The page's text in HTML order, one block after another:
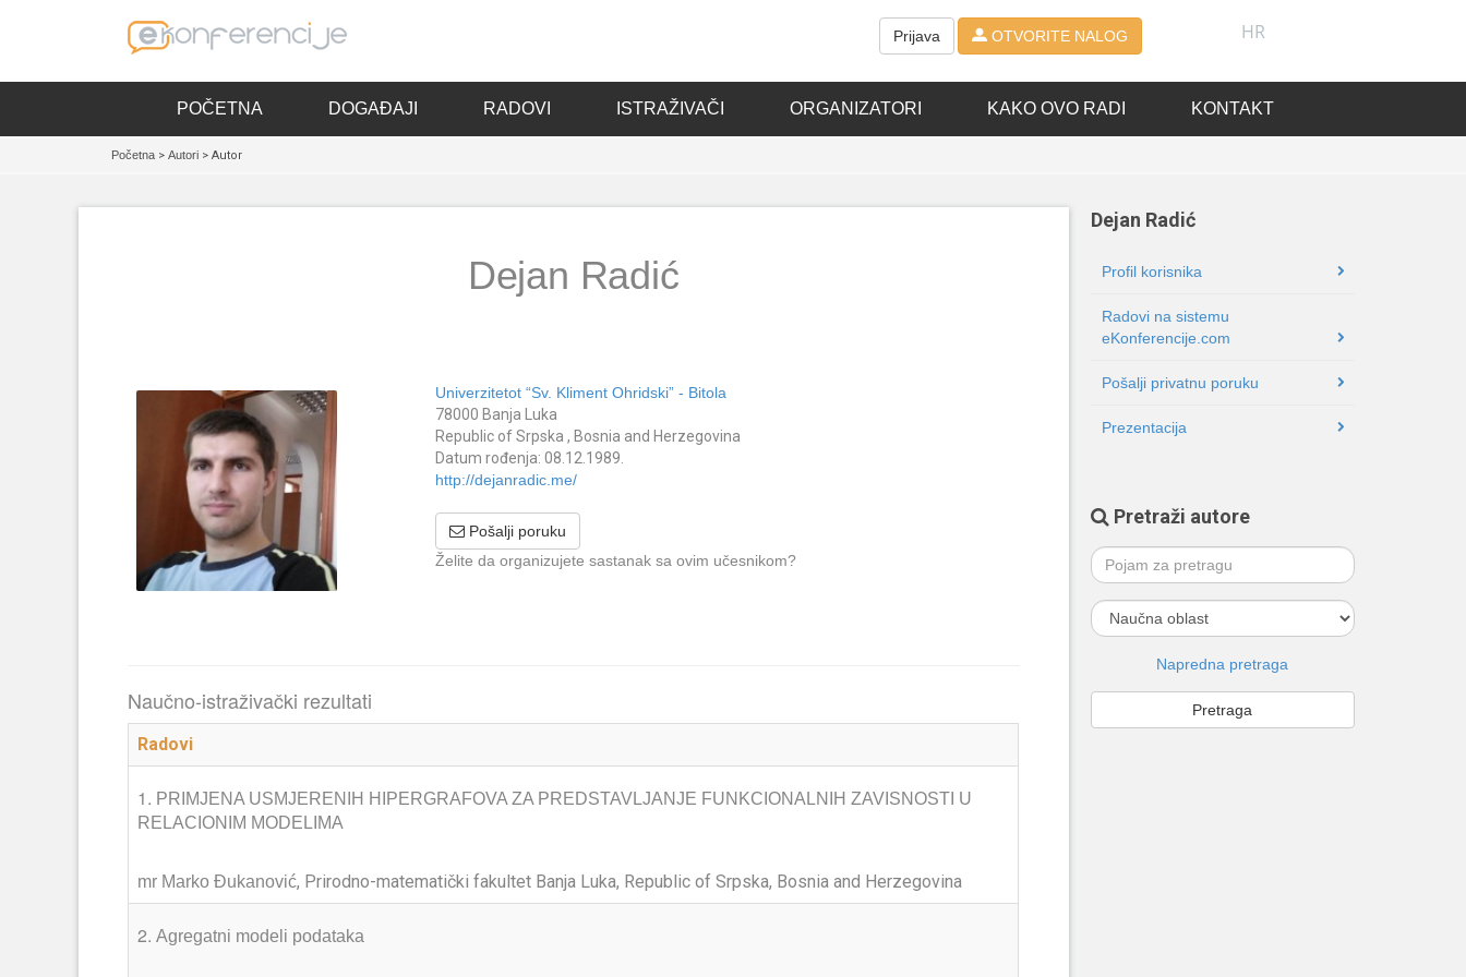
Prijava OTVORITE NALOG HR
POČETNA DOGAĐAJI RADOVI ISTRAŽIVAČI ORGANIZATORI KAKO OVO RADI KONTAKT
Početna > Autori > Autor
Dejan Radić
Univerzitetot “Sv. Kliment Ohridski” - Bitola
78000 Banja Luka
Republic of Srpska , Bosnia and Herzegovina
Datum rođenja: 08.12.1989.
http://dejanradic.me/
Pošalji poruku
Želite da organizujete sastanak sa ovim učesnikom?
Naučno-istraživački rezultati
Radovi
1. PRIMJENA USMJERENIH HIPERGRAFOVA ZA PREDSTAVLJANJE FUNKCIONALNIH ZAVISNOSTI U
RELACIONIM MODELIMA
mr Marko Đukanović, Prirodno-matematički fakultet Banja Luka, Republic of Srpska, Bosnia and Herzegovina
2. Agregatni modeli podataka
Dejan Radić
Profil korisnika
Radovi na sistemu
eKonferencije.com
Pošalji privatnu poruku
Prezentacija
Pretraži autore
Napredna pretraga